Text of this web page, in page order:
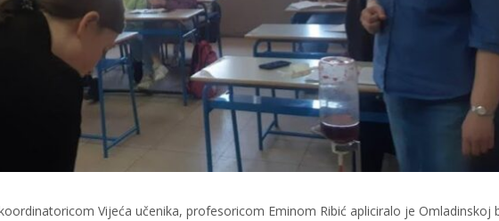
Vijeća učenika, profesoricom Eminom Ribić apliciralo je Omladinskoj